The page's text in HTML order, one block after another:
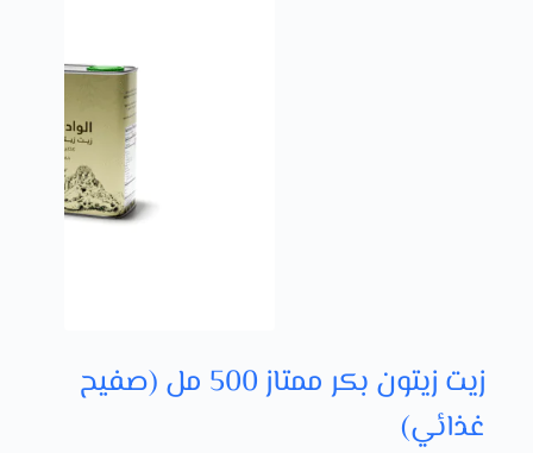
زيت زيتون بكر ممتاز 500 مل (صفيح
غذائي)